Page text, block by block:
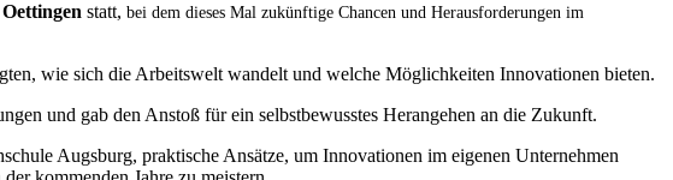
Oettingen statt, bei dem dieses Mal zukünftige Chancen und Herausforderungen im
wie sich die Arbeitswelt wandelt und welche Möglichkeiten Innovationen bieten.
und gab den Anstoß für ein selbstbewusstes Herangehen an die Zukunft.
Augsburg, praktische Ansätze, um Innovationen im eigenen Unternehmen